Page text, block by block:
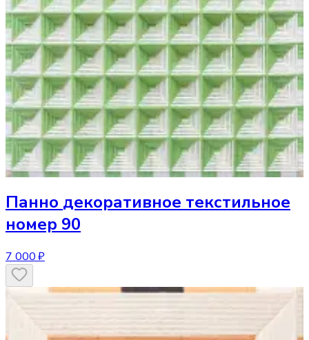
Панно декоративное текстильное
номер 90
7 000 ₽